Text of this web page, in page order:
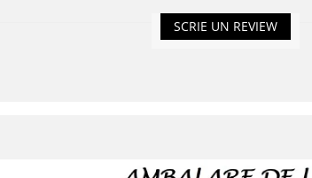
SCRIE UN REVIEW